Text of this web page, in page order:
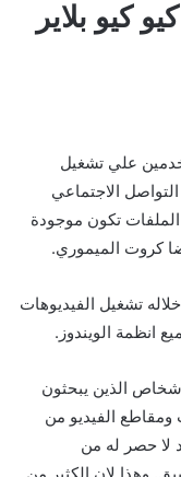
كيو بلاير
علي تشغيل
الاجتماعي
الملفات تكون موجودة
كروت الميموري.
تشغيل الفيديوهات
انظمة الويندوز.
الذين يبحثون
ومقاطع الفيديو من
لا حصر له من
وهذا لان الكثير من